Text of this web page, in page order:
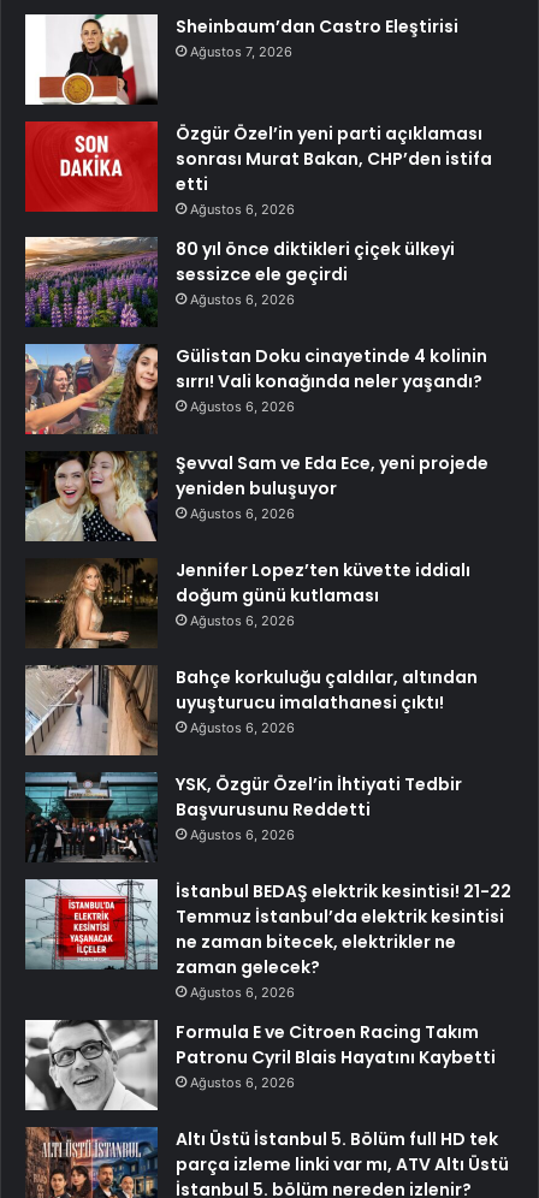
Sheinbaum’dan Castro Eleştirisi
Ağustos 7, 2026
Özgür Özel’in yeni parti açıklaması
sonrası Murat Bakan, CHP’den istifa
etti
Ağustos 6, 2026
80 yıl önce diktikleri çiçek ülkeyi
sessizce ele geçirdi
Ağustos 6, 2026
Gülistan Doku cinayetinde 4 kolinin
sırrı! Vali konağında neler yaşandı?
Ağustos 6, 2026
Şevval Sam ve Eda Ece, yeni projede
yeniden buluşuyor
Ağustos 6, 2026
Jennifer Lopez’ten küvette iddialı
doğum günü kutlaması
Ağustos 6, 2026
Bahçe korkuluğu çaldılar, altından
uyuşturucu imalathanesi çıktı!
Ağustos 6, 2026
YSK, Özgür Özel’in İhtiyati Tedbir
Başvurusunu Reddetti
Ağustos 6, 2026
İstanbul BEDAŞ elektrik kesintisi! 21-22
Temmuz İstanbul’da elektrik kesintisi
ne zaman bitecek, elektrikler ne
zaman gelecek?
Ağustos 6, 2026
Formula E ve Citroen Racing Takım
Patronu Cyril Blais Hayatını Kaybetti
Ağustos 6, 2026
Altı Üstü İstanbul 5. Bölüm full HD tek
parça izleme linki var mı, ATV Altı Üstü
İstanbul 5. bölüm nereden izlenir?